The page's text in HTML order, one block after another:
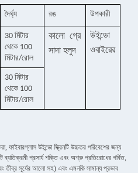
দৈর্ঘ্য রঙ উপকারী
30 মিটার
থেকে 100
মিটার/রোল
কালো গ্রে
সাদা হলুদ
উইন্ডো
ওবাইরের
30 মিটার
থেকে 100
মিটার/রোল
ফাইবারগ্লাস উইন্ডো স্ক্রিনটি উচ্চতর পরিবেশের জন্য
ব্যতিক্রমী প্রসার্য শক্তি এবং অশ্রু প্রতিরোধের গর্বিত,
তীব্র সূর্যের আলো সহ) এবং এমনকি সামান্য প্রভাব